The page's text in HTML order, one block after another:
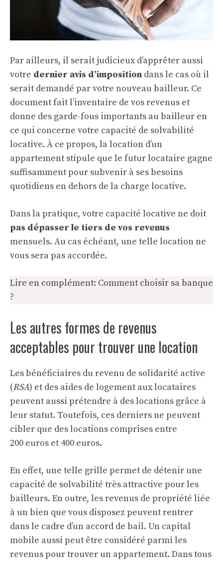
Par ailleurs, il serait judicieux d’apprêter aussi
votre dernier avis d’imposition dans le cas où il
serait demandé par votre nouveau bailleur. Ce
document fait l’inventaire de vos revenus et
donne des garde-fous importants au bailleur en
ce qui concerne votre capacité de solvabilité
locative. À ce propos, la location d’un
appartement stipule que le futur locataire gagne
suffisamment pour subvenir à ses besoins
quotidiens en dehors de la charge locative.
Dans la pratique, votre capacité locative ne doit
pas dépasser le tiers de vos revenus
mensuels. Au cas échéant, une telle location ne
vous sera pas accordée.
Lire en complément: Comment choisir sa banque
?
Les autres formes de revenus
acceptables pour trouver une location
Les bénéficiaires du revenu de solidarité active
(RSA) et des aides de logement aux locataires
peuvent aussi prétendre à des locations grâce à
leur statut. Toutefois, ces derniers ne peuvent
cibler que des locations comprises entre
200 euros et 400 euros.
En effet, une telle grille permet de détenir une
capacité de solvabilité très attractive pour les
bailleurs. En outre, les revenus de propriété liée
à un bien que vous disposez peuvent rentrer
dans le cadre d’un accord de bail. Un capital
mobile aussi peut être considéré parmi les
revenus pour trouver un appartement. Dans tous